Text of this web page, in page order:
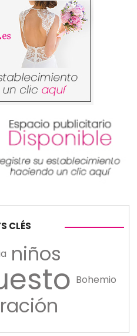
CLÉS
niños
Bohemio